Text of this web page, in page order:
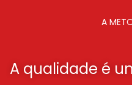
A
A qualidade é